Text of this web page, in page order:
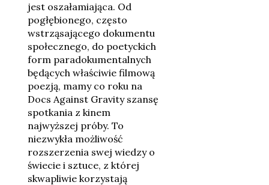
jest oszałamiająca. Od
pogłębionego, często
wstrząsającego dokumentu
społecznego, do poetyckich
form paradokumentalnych
będących właściwie filmową
poezją, mamy co roku na
Docs Against Gravity szansę
spotkania z kinem
najwyższej próby. To
niezwykła możliwość
rozszerzenia swej wiedzy o
świecie i sztuce, z której
skwapliwie korzystają